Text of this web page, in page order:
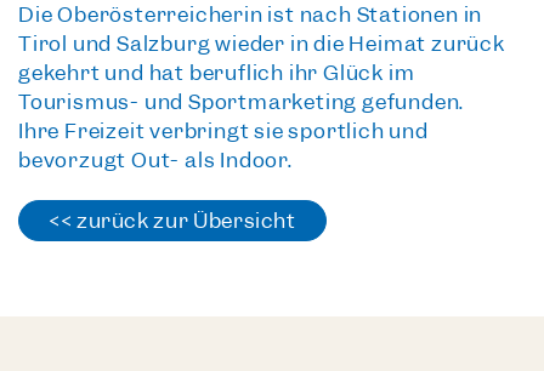
Die Oberösterreicherin ist nach Stationen in
Tirol und Salzburg wieder in die Heimat zurück
gekehrt und hat beruflich ihr Glück im
Tourismus- und Sportmarketing gefunden.
Ihre Freizeit verbringt sie sportlich und
bevorzugt Out- als Indoor.
<< zurück zur Übersicht